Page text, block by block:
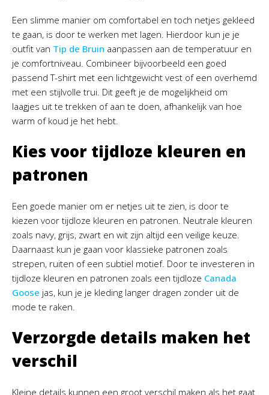
Een slimme manier om comfortabel en toch netjes gekleed
te gaan, is door te werken met lagen. Hierdoor kun je je
outfit van Tip de Bruin aanpassen aan de temperatuur en
je comfortniveau. Combineer bijvoorbeeld een goed
passend T-shirt met een lichtgewicht vest of een overhemd
met een stijlvolle trui. Dit geeft je de mogelijkheid om
laagjes uit te trekken of aan te doen, afhankelijk van hoe
warm of koud je het hebt.
Kies voor tijdloze kleuren en
patronen
Een goede manier om er netjes uit te zien, is door te
kiezen voor tijdloze kleuren en patronen. Neutrale kleuren
zoals navy, grijs, zwart en wit zijn altijd een veilige keuze.
Daarnaast kun je gaan voor klassieke patronen zoals
strepen, ruiten of een subtiel motief. Door te investeren in
tijdloze kleuren en patronen zoals een tijdloze Canada
Goose jas, kun je je kleding langer dragen zonder uit de
mode te raken.
Verzorgde details maken het
verschil
Kleine details kunnen een groot verschil maken als het gaat